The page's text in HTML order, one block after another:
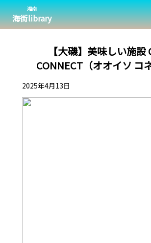
湘南
海街library
【大磯】美味しい施設
CONNECT（オオイソ コ
2025年4月13日